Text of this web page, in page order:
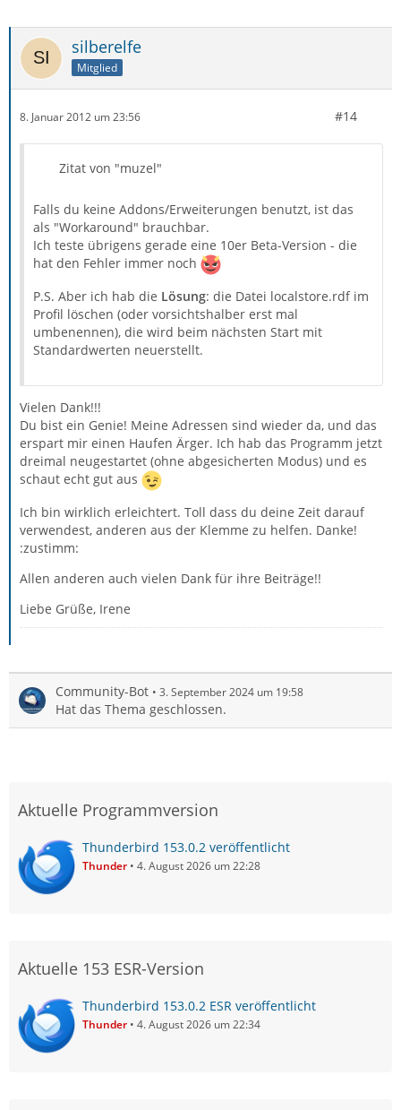
silberelfe
Mitglied
8. Januar 2012 um 23:56 #14
Zitat von "muzel"
Falls du keine Addons/Erweiterungen benutzt, ist das
als "Workaround" brauchbar.
Ich teste übrigens gerade eine 10er Beta-Version - die
hat den Fehler immer noch
P.S. Aber ich hab die Lösung: die Datei localstore.rdf im
Profil löschen (oder vorsichtshalber erst mal
umbenennen), die wird beim nächsten Start mit
Standardwerten neuerstellt.
Vielen Dank!!!
Du bist ein Genie! Meine Adressen sind wieder da, und das
erspart mir einen Haufen Ärger. Ich hab das Programm jetzt
dreimal neugestartet (ohne abgesicherten Modus) und es
schaut echt gut aus
Ich bin wirklich erleichtert. Toll dass du deine Zeit darauf
verwendest, anderen aus der Klemme zu helfen. Danke!
:zustimm:
Allen anderen auch vielen Dank für ihre Beiträge!!
Liebe Grüße, Irene
Community-Bot 3. September 2024 um 19:58
Hat das Thema geschlossen.
Aktuelle Programmversion
Thunderbird 153.0.2 veröffentlicht
Thunder 4. August 2026 um 22:28
Aktuelle 153 ESR-Version
Thunderbird 153.0.2 ESR veröffentlicht
Thunder 4. August 2026 um 22:34